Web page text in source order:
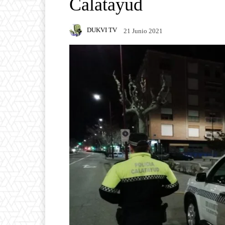
Calatayud
DUKVI TV 21 Junio 2021